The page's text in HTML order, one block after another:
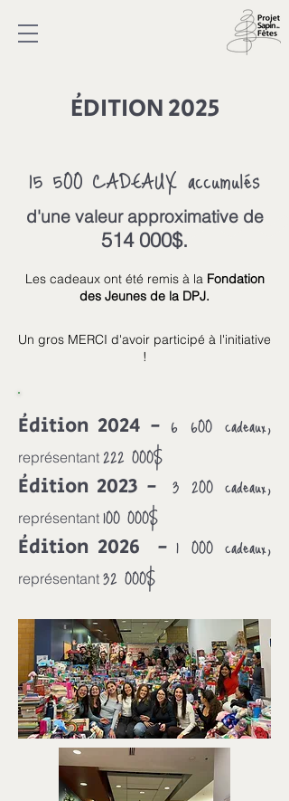
ÉDITION 2025
15 500 CADEAUX accumulés
d'une valeur approximative de
514 000$.
Les cadeaux ont été remis à la Fondation
des Jeunes de la DPJ.
Un gros MERCI d'avoir participé à l'initiative
!
Édition 2024 - 6 600 cadeaux,
représentant 222 000$
Édition 2023 -3 200 cadeaux,
représentant 100 000$
Édition 2026 - 1 000 cadeaux,
représentant 32 000$